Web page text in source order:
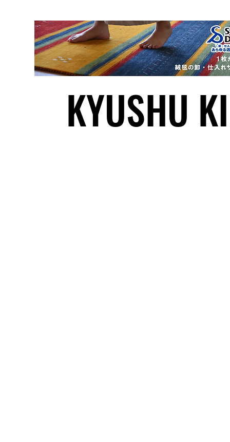
きました
KYUSHU